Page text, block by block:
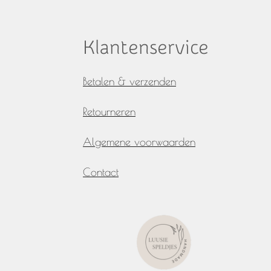
Klantenservice
Betalen & verzenden
Retourneren
Algemene voorwaarden
Contact